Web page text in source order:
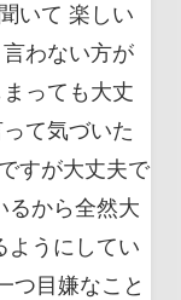
いて 楽しい
わない方が
っても大丈
て気づいた
すが大丈夫で
るから全然大
ようにしてい
つ目嫌なこと